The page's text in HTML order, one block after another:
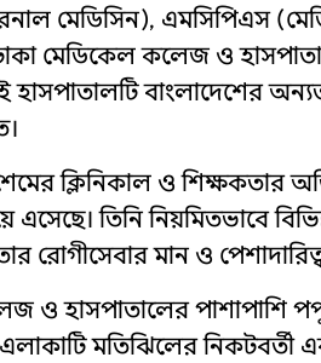
মেডিসিন), এমসিপিএস
মেডিকেল কলেজ ও
বাংলাদেশের
ক্লিনিকাল ও শিক্ষকতার
এসেছে। তিনি নিয়মিতভাবে
রোগীসেবার মান ও
ও হাসপাতালের পাশাপাশি
মতিঝিলের নিকটবর্তী